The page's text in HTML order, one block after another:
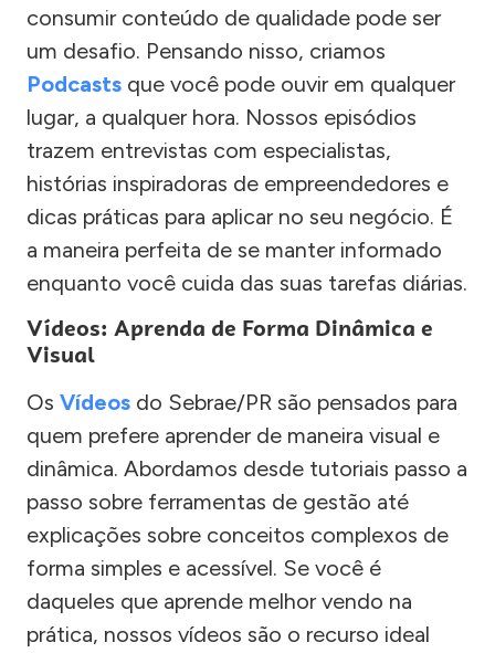
consumir conteúdo de qualidade pode ser
um desafio. Pensando nisso, criamos
Podcasts que você pode ouvir em qualquer
lugar, a qualquer hora. Nossos episódios
trazem entrevistas com especialistas,
histórias inspiradoras de empreendedores e
dicas práticas para aplicar no seu negócio. É
a maneira perfeita de se manter informado
enquanto você cuida das suas tarefas diárias.
Vídeos: Aprenda de Forma Dinâmica e
Visual
Os Vídeos do Sebrae/PR são pensados para
quem prefere aprender de maneira visual e
dinâmica. Abordamos desde tutoriais passo a
passo sobre ferramentas de gestão até
explicações sobre conceitos complexos de
forma simples e acessível. Se você é
daqueles que aprende melhor vendo na
prática, nossos vídeos são o recurso ideal